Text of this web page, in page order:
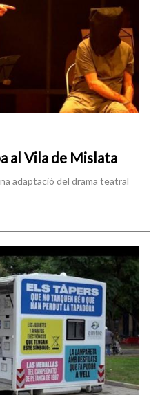
al Vila de Mislata
adaptació del drama teatral